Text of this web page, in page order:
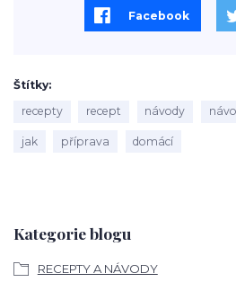
Kategorie blogu
RECEPTY A NÁVODY
Facebook
Štítky
recepty
recept návody
jak příprava domácí